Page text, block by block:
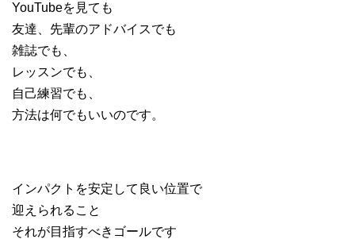
YouTubeを見ても
友達、先輩のアドバイスでも
雑誌でも、
レッスンでも、
自己練習でも、
方法は何でもいいのです。
インパクトを安定して良い位置で
迎えられること
それが目指すべきゴールです